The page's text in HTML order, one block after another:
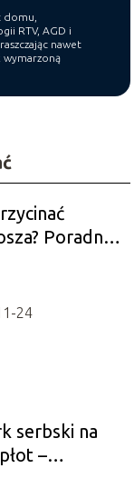
domu,
RTV, AGD i
nawet
wymarzoną
Poradnik
24
serbski na
–